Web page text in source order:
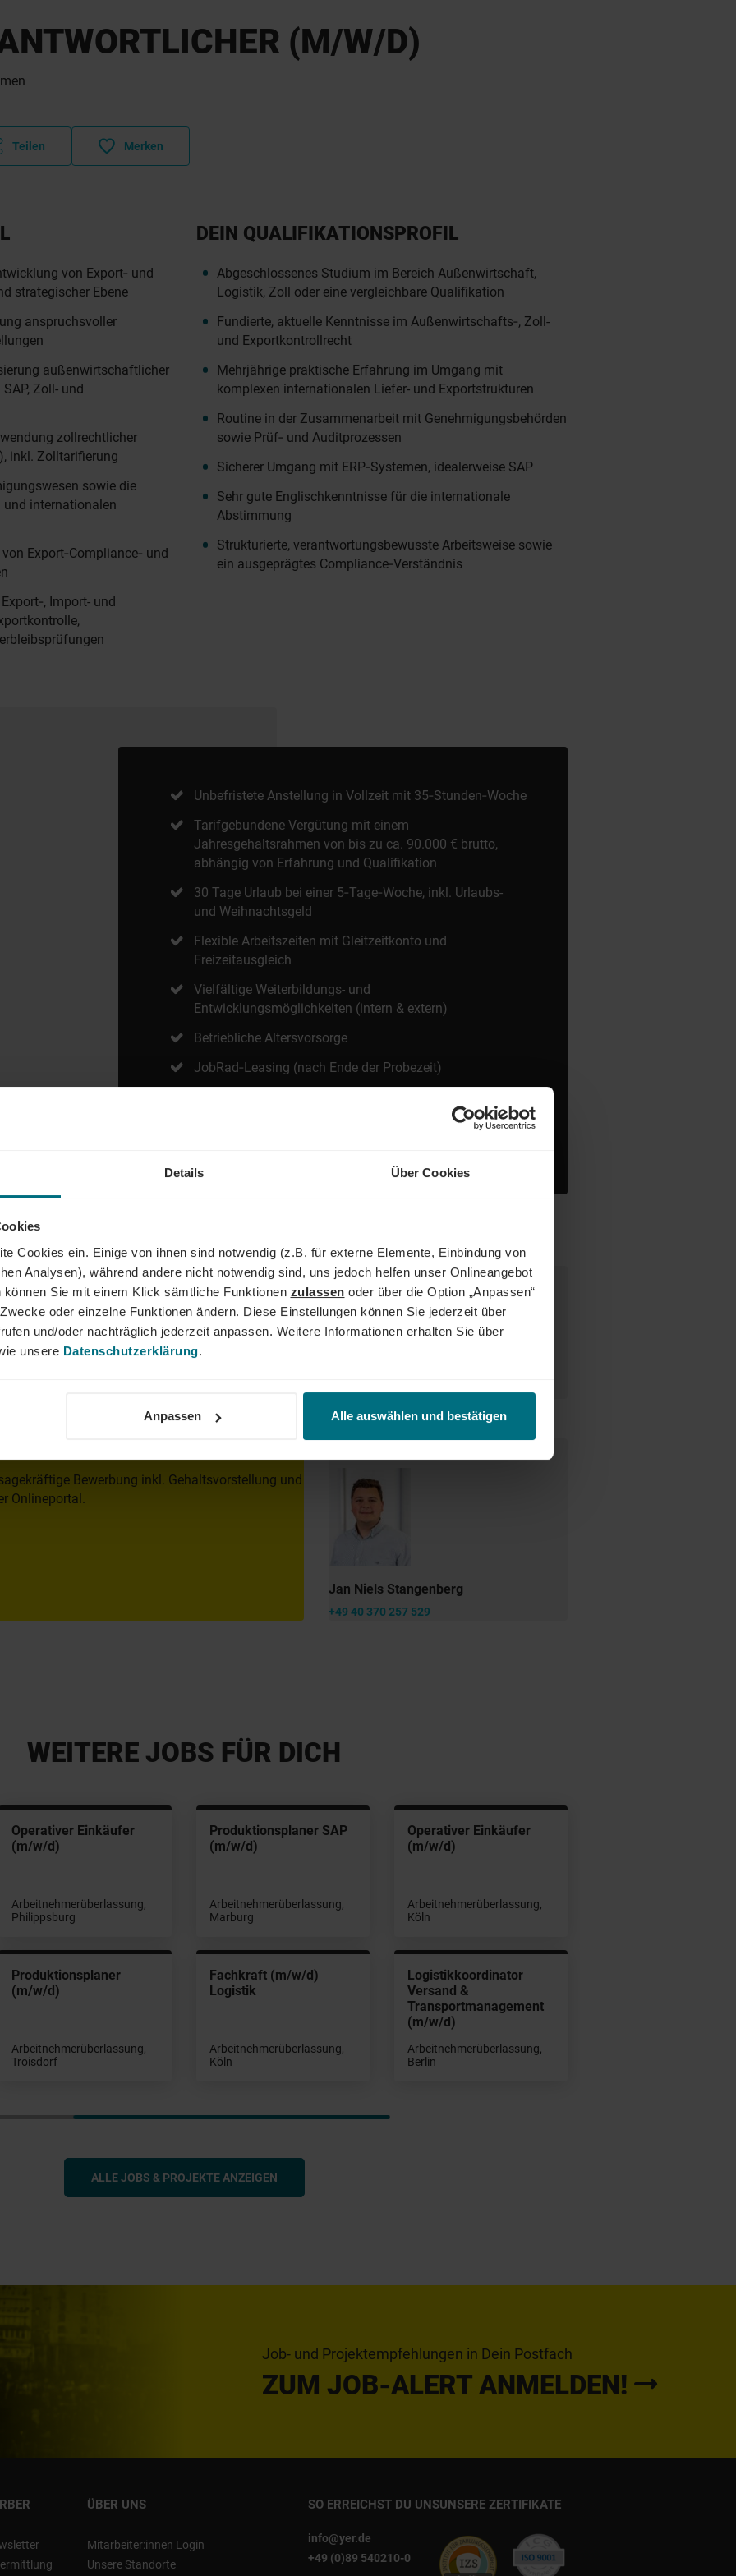
Details Über Cookies
Cookies ein. Einige von ihnen sind notwendig (z.B. für externe Elemente, Einbindung von
Analysen), während andere nicht notwendig sind, uns jedoch helfen unser Onlineangebot
Sie mit einem Klick sämtliche Funktionen zulassen oder über die Option „Anpassen“
oder einzelne Funktionen ändern. Diese Einstellungen können Sie jederzeit über
und/oder nachträglich jederzeit anpassen. Weitere Informationen erhalten Sie über
unsere Datenschutzerklärung.
Anpassen Alle auswählen und bestätigen
(M/W/D)
Teilen Merken
von Export‑ und
strategischer Ebene
anspruchsvoller
außenwirtschaftlicher
Zoll- und
zollrechtlicher
inkl. Zolltarifierung
sowie die
internationalen
Export‑Compliance‑ und
Import- und
DEIN QUALIFIKATIONSPROFIL
Abgeschlossenes Studium im Bereich Außenwirtschaft,
Logistik, Zoll oder eine vergleichbare Qualifikation
Fundierte, aktuelle Kenntnisse im Außenwirtschafts‑, Zoll-
und Exportkontrollrecht
Mehrjährige praktische Erfahrung im Umgang mit
komplexen internationalen Liefer- und Exportstrukturen
Routine in der Zusammenarbeit mit Genehmigungsbehörden
sowie Prüf‑ und Auditprozessen
Sicherer Umgang mit ERP‑Systemen, idealerweise SAP
Sehr gute Englischkenntnisse für die internationale
Abstimmung
Strukturierte, verantwortungsbewusste Arbeitsweise sowie
ein ausgeprägtes Compliance‑Verständnis
Unbefristete Anstellung in Vollzeit mit 35‑Stunden‑Woche
Tarifgebundene Vergütung mit einem
Jahresgehaltsrahmen von bis zu ca. 90.000 € brutto,
abhängig von Erfahrung und Qualifikation
30 Tage Urlaub bei einer 5‑Tage‑Woche, inkl. Urlaubs-
und Weihnachtsgeld
Flexible Arbeitszeiten mit Gleitzeitkonto und
Freizeitausgleich
Vielfältige Weiterbildungs- und
Entwicklungsmöglichkeiten (intern & extern)
Betriebliche Altersvorsorge
JobRad‑Leasing (nach Ende der Probezeit)
Führungskraft: Wir begleiten den gesamten Karriereweg. Bundesweit warten attraktive Jobs,
Tech und Energy. Unser Ziel ist es dabei stets, das Perfect Match zwischen Talenten und
YER Group wächst unser Angebot an internationalen Services stetig weiter und eröffnet auch
hinweg. Ob im Einsatz bei einem renommierten Kundenunternehmen oder im internen
zum Traumjob!
Bewerbung inkl. Gehaltsvorstellung und
Onlineportal.
Jan Niels Stangenberg
+49 40 370 257 529
WEITERE JOBS FÜR DICH
Operativer Einkäufer
(m/w/d)
Arbeitnehmerüberlassung,
Philippsburg
Produktionsplaner
(m/w/d)
Arbeitnehmerüberlassung,
Troisdorf
Produktionsplaner SAP
(m/w/d)
Arbeitnehmerüberlassung,
Marburg
Fachkraft (m/w/d)
Logistik
Arbeitnehmerüberlassung,
Köln
Operativer Einkäufer
(m/w/d)
Arbeitnehmerüberlassung,
Köln
Logistikkoordinator
Versand &
Transportmanagement
(m/w/d)
Arbeitnehmerüberlassung,
Berlin
ALLE JOBS & PROJEKTE ANZEIGEN
Job- und Projektempfehlungen in Dein Postfach
ZUM JOB-ALERT ANMELDEN!
ÜBER UNS
Mitarbeiter:innen Login
Unsere Standorte
SO ERREICHST DU UNS
info@yer.de
+49 (0)89 540210-0
UNSERE ZERTIFIKATE